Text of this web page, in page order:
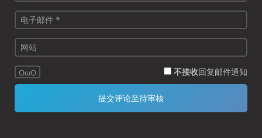
OωO 不接收回复邮件通知